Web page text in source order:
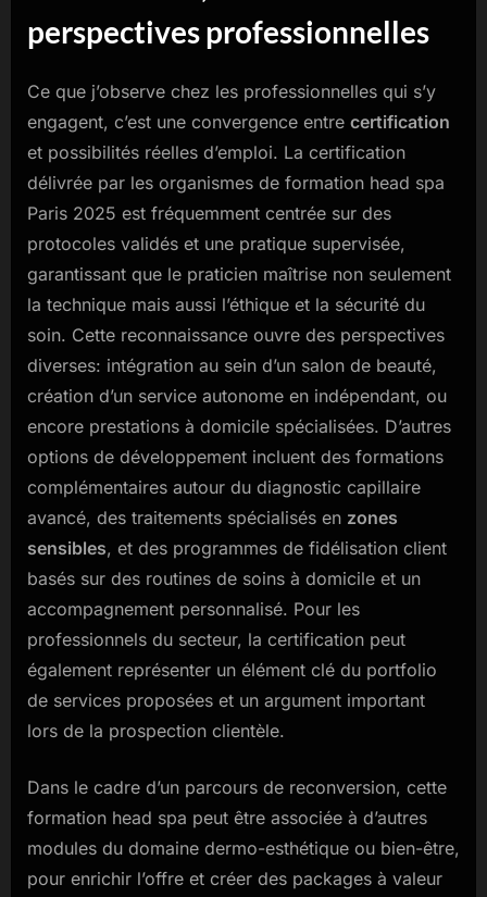
perspectives professionnelles
Ce que j’observe chez les professionnelles qui s’y
engagent, c’est une convergence entre certification
et possibilités réelles d’emploi. La certification
délivrée par les organismes de formation head spa
Paris 2025 est fréquemment centrée sur des
protocoles validés et une pratique supervisée,
garantissant que le praticien maîtrise non seulement
la technique mais aussi l’éthique et la sécurité du
soin. Cette reconnaissance ouvre des perspectives
diverses: intégration au sein d’un salon de beauté,
création d’un service autonome en indépendant, ou
encore prestations à domicile spécialisées. D’autres
options de développement incluent des formations
complémentaires autour du diagnostic capillaire
avancé, des traitements spécialisés en zones
sensibles, et des programmes de fidélisation client
basés sur des routines de soins à domicile et un
accompagnement personnalisé. Pour les
professionnels du secteur, la certification peut
également représenter un élément clé du portfolio
de services proposées et un argument important
lors de la prospection clientèle.
Dans le cadre d’un parcours de reconversion, cette
formation head spa peut être associée à d’autres
modules du domaine dermo-esthétique ou bien-être,
pour enrichir l’offre et créer des packages à valeur